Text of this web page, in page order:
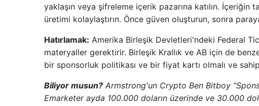
yaklaşın veya şifreleme içerik pazarına katılın. İçeriğin
üretimi kolaylaştırın. Önce güven oluşturun, sonra
Hatırlamak: Amerika Birleşik Devletleri'ndeki Federal
materyaller gerektirir. Birleşik Krallık ve AB için de
bir sponsorluk politikası ve bir fiyat kartı olmalı ve sahip
Biliyor musun? Armstrong'un Crypto Ben Bitboy
Emarketer ayda 100.000 doların üzerinde ve 30.000